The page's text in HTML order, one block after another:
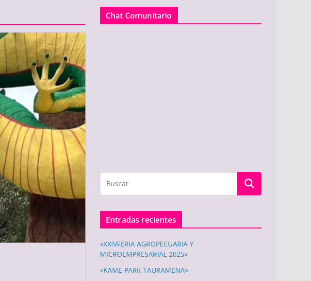
Chat Comunitario
Entradas recientes
«XXIVFERIA AGROPECUARIA Y
MICROEMPRESARIAL 2025»
«KAME PARK TAURAMENA»